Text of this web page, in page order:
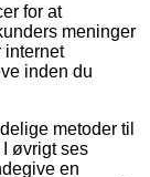
for at
meninger
internet
inden du
metoder til
øvrigt ses
en